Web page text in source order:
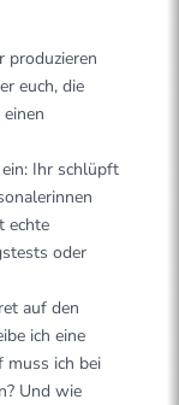
produzieren
euch, die
ein: Ihr schlüpft
echte
oder
auf den
ich eine
muss ich bei
Und wie